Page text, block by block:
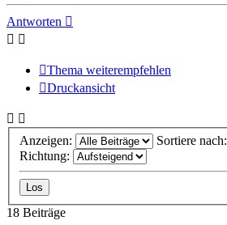
Antworten
Thema weiterempfehlen
Druckansicht
Anzeigen:
Sortiere nach:
Richtung:
18 Beiträge